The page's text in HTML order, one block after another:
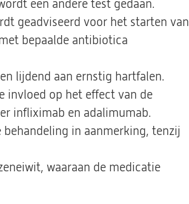
een andere test gedaan.
geadviseerd voor het starten van
bepaalde antibiotica
lijdend aan ernstig hartfalen.
invloed op het effect van de
infliximab en adalimumab.
in aanmerking, tenzij
waaraan de medicatie